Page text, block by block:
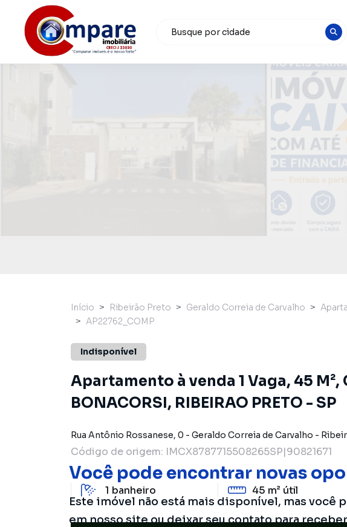
Você pode encontrar novas
Este imóvel não está mais disponível, mas você
em nosso site ou deixar seu contato para
Início Ribeirão Preto Geraldo Correia de Carvalho
AP22762_COMP
Indisponível
Apartamento à venda 1 Vaga, 45 M²,
BONACORSI, RIBEIRAO PRETO - SP
Rua Antônio Rossanese, 0 - Geraldo Correia de Carvalho -
Código de origem: IMCX8787715508265SP|90821671
1 banheiro 45 m² útil